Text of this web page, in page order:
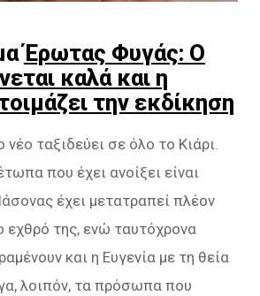
Έρωτας Φυγάς: Ο
καλά και η
την εκδίκηση
ταξιδεύει σε όλο το Κιάρι.
που έχει ανοίξει είναι
έχει μετατραπεί πλέον
εχθρό της, ενώ ταυτόχρονα
και η Ευγενία με τη θεία
λοιπόν, τα πρόσωπα που